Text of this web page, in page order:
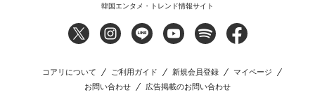
韓国エンタメ・トレンド情報サイト
コアリについて ご利用ガイド 新規会員登録
マイページ
お問い合わせ
広告掲載のお問い合わせ